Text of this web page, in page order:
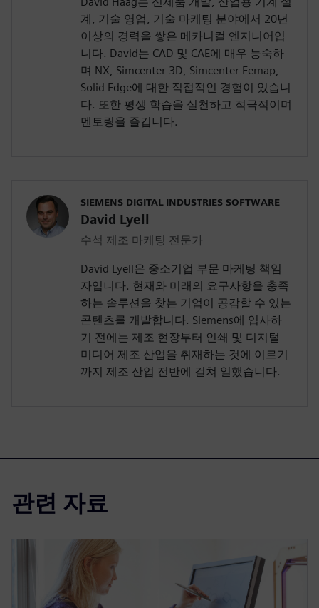
계, 기술 영업, 기술 마케팅 분야에서 20년
이상의 경력을 쌓은 메카니컬 엔지니어입
니다. David는 CAD 및 CAE에 매우 능숙하
며 NX, Simcenter 3D, Simcenter Femap,
Solid Edge에 대한 직접적인 경험이 있습니
다. 또한 평생 학습을 실천하고 적극적이며
멘토링을 즐깁니다.
SIEMENS DIGITAL INDUSTRIES SOFTWARE
David Lyell
수석 제조 마케팅 전문가
David Lyell은 중소기업 부문 마케팅 책임
자입니다. 현재와 미래의 요구사항을 충족
하는 솔루션을 찾는 기업이 공감할 수 있는
콘텐츠를 개발합니다. Siemens에 입사하
기 전에는 제조 현장부터 인쇄 및 디지털
미디어 제조 산업을 취재하는 것에 이르기
까지 제조 산업 전반에 걸쳐 일했습니다.
관련 자료